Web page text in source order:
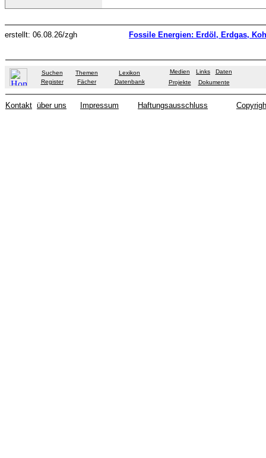
erstellt: 06.08.26/zgh Fossile Energien: Erdöl, Erdgas,
Suchen Themen
Lexikon
Register
Fächer Datenbank
Medien Links
Daten
Projekte
Dokumente
Kontakt über uns Impressum Haftungsausschluss